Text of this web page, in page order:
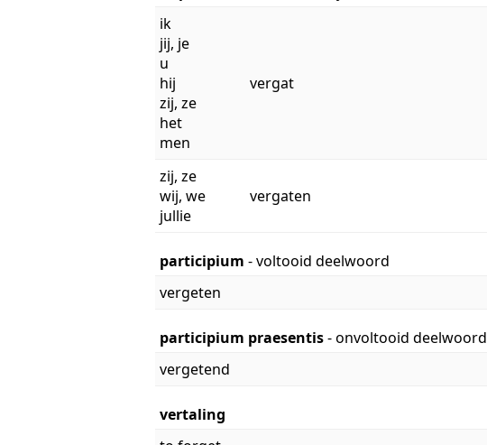
ik
jij, je
u
hij
zij, ze
het
men
vergat
zij, ze
wij, we
jullie
vergaten
participium - voltooid deelwoord
vergeten
participium praesentis- onvoltooid deelwoord
vergetend
vertaling